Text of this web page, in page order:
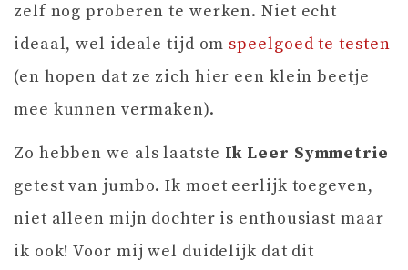
zelf nog proberen te werken. Niet echt
ideaal, wel ideale tijd om speelgoed te testen
(en hopen dat ze zich hier een klein beetje
mee kunnen vermaken).
Zo hebben we als laatste Ik Leer Symmetrie
getest van jumbo. Ik moet eerlijk toegeven,
niet alleen mijn dochter is enthousiast maar
ik ook! Voor mij wel duidelijk dat dit